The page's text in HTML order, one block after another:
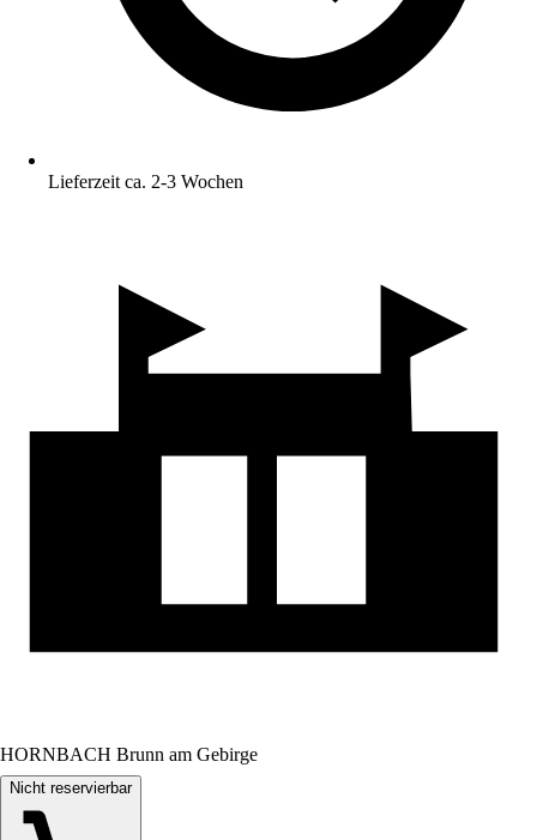
Lieferzeit ca. 2-3 Wochen
HORNBACH Brunn am Gebirge
Nicht reservierbar